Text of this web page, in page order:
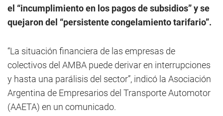
el “incumplimiento en los pagos de subsidios” y se
quejaron del “persistente congelamiento tarifario”.
“La situación financiera de las empresas de
colectivos del AMBA puede derivar en interrupciones
y hasta una parálisis del sector”, indicó la Asociación
Argentina de Empresarios del Transporte Automotor
(AAETA) en un comunicado.